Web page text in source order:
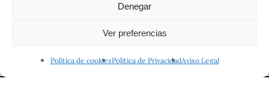
Denegar
Ver preferencias
Política de cookiesPolítica de PrivacidadAviso Legal
© 2026 Viajes el Mensajero. |maria@viajeselmensajero.com
facebookinstagram